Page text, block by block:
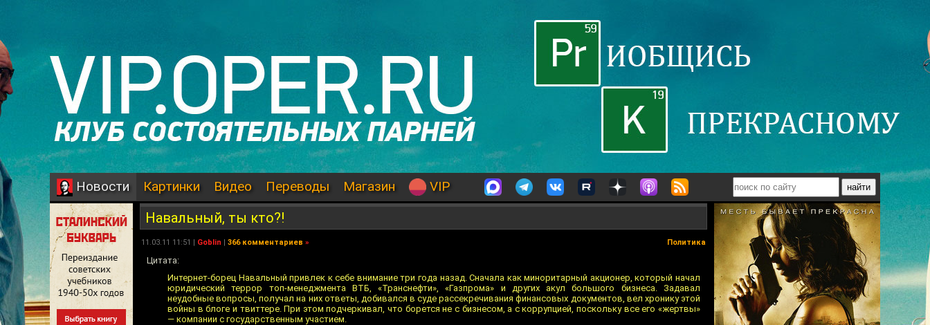
Новости Картинки Видео Переводы Магазин VIP
Навальный, ты кто?!
11.03.11 11:51 | Goblin | 366 комментариев » Политика
Цитата:
Интернет-борец Навальный привлек к себе внимание три года назад. Сначала как миноритарный акционер, который начал
юридический террор топ-менеджмента ВТБ, «Транснефти», «Газпрома» и других акул большого бизнеса. Задавал
неудобные вопросы, получал на них ответы, добивался в суде рассекречивания финансовых документов, вел хронику этой
войны в блоге и твиттере. При этом подчеркивал, что борется не с бизнесом, а с коррупцией, поскольку все его «жертвы»
— компании с государственным участием.